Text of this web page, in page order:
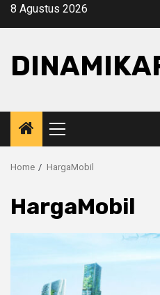
Skip8 Agustus 2026
Primary
Menu
Home HargaMobil
HargaMobil